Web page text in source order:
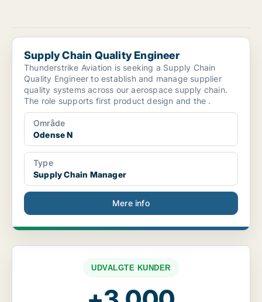
Supply Chain Quality Engineer
Supply Chain Quality Engineer
Thunderstrike Aviation is seeking a Supply Chain
Quality Engineer to establish and manage supplier
quality systems across our aerospace supply chain.
The role supports first product design and the .
Område
Odense N
Type
Supply Chain Manager
Mere info
UDVALGTE KUNDER